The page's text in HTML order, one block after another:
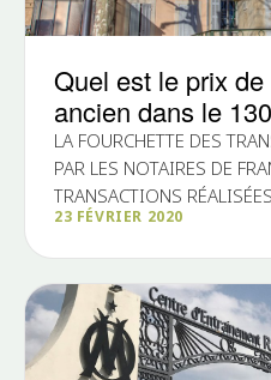
Quel est le prix
ancien dans le
LA FOURCHETTE DES
PAR LES NOTAIRES DE
TRANSACTIONS
MÉDIANS en 2019 dans le
23 FÉVRIER 2020